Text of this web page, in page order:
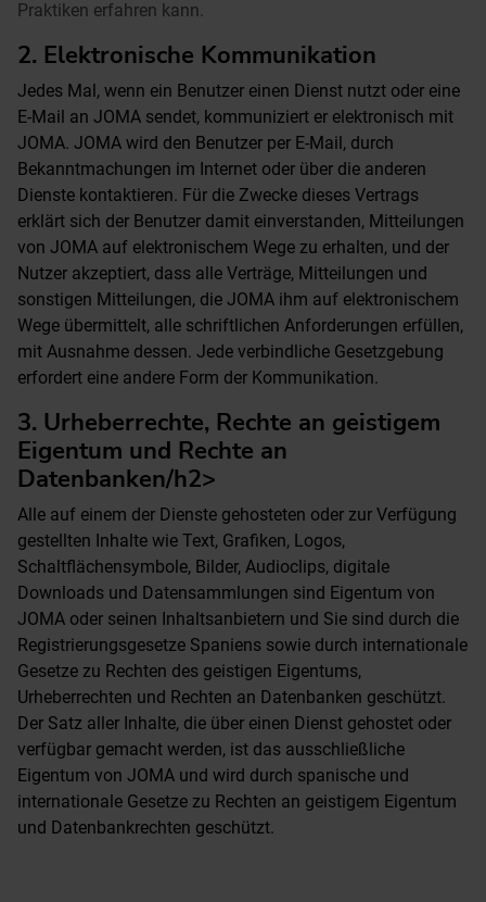
Praktiken erfahren kann.
2. Elektronische Kommunikation
Jedes Mal, wenn ein Benutzer einen Dienst nutzt oder eine
E-Mail an JOMA sendet, kommuniziert er elektronisch mit
JOMA. JOMA wird den Benutzer per E-Mail, durch
Bekanntmachungen im Internet oder über die anderen
Dienste kontaktieren. Für die Zwecke dieses Vertrags
erklärt sich der Benutzer damit einverstanden, Mitteilungen
von JOMA auf elektronischem Wege zu erhalten, und der
Nutzer akzeptiert, dass alle Verträge, Mitteilungen und
sonstigen Mitteilungen, die JOMA ihm auf elektronischem
Wege übermittelt, alle schriftlichen Anforderungen erfüllen,
mit Ausnahme dessen. Jede verbindliche Gesetzgebung
erfordert eine andere Form der Kommunikation.
3. Urheberrechte, Rechte an geistigem
Eigentum und Rechte an
Datenbanken/h2>
Alle auf einem der Dienste gehosteten oder zur Verfügung
gestellten Inhalte wie Text, Grafiken, Logos,
Schaltflächensymbole, Bilder, Audioclips, digitale
Downloads und Datensammlungen sind Eigentum von
JOMA oder seinen Inhaltsanbietern und Sie sind durch die
Registrierungsgesetze Spaniens sowie durch internationale
Gesetze zu Rechten des geistigen Eigentums,
Urheberrechten und Rechten an Datenbanken geschützt.
Der Satz aller Inhalte, die über einen Dienst gehostet oder
verfügbar gemacht werden, ist das ausschließliche
Eigentum von JOMA und wird durch spanische und
internationale Gesetze zu Rechten an geistigem Eigentum
und Datenbankrechten geschützt.